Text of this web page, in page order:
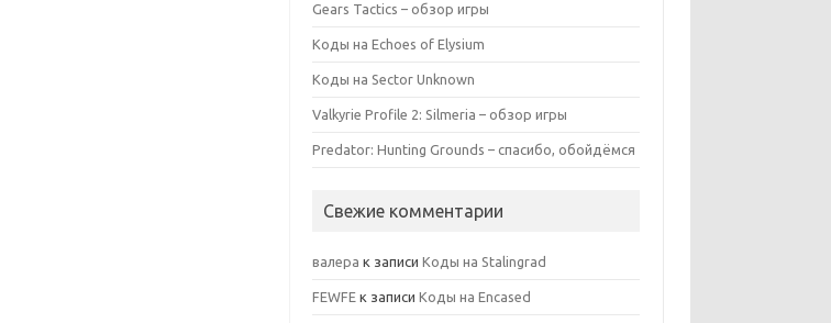
Gears Tactics – обзор игры
Коды на Echoes of Elysium
Коды на Sector Unknown
Valkyrie Profile 2: Silmeria – обзор игры
Predator: Hunting Grounds – спасибо, обойдёмся
Свежие комментарии
валера к записиКоды на Stalingrad
FEWFE к записиКоды на Encased